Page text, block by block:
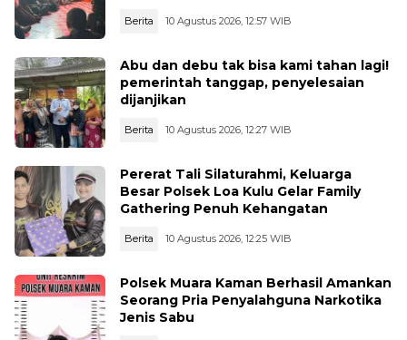
Berita 10 Agustus 2026, 12:57 WIB
Abu dan debu tak bisa kami tahan lagi!
pemerintah tanggap, penyelesaian
dijanjikan
Berita 10 Agustus 2026, 12:27 WIB
Pererat Tali Silaturahmi, Keluarga
Besar Polsek Loa Kulu Gelar Family
Gathering Penuh Kehangatan
Berita 10 Agustus 2026, 12:25 WIB
Polsek Muara Kaman Berhasil Amankan
Seorang Pria Penyalahguna Narkotika
Jenis Sabu